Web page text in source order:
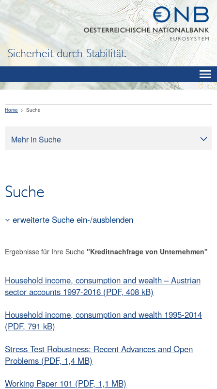
Sicherheit durch Stabilität.
Mehr in Suche
Home Suche
Suche
erweiterte Suche ein-/ausblenden
Ergebnisse für Ihre Suche "Kreditnachfrage von Unternehmen"
Household income, consumption and wealth – Austrian
sector accounts 1997-2016 (PDF, 408 kB)
Household income, consumption and wealth 1995-2014
(PDF, 791 kB)
Stress Test Robustness: Recent Advances and Open
Problems (PDF, 1,4 MB)
Working Paper 101 (PDF, 1,1 MB)